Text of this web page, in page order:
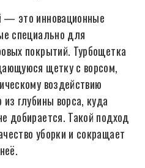
это инновационные
специально для
покрытий. Турбощетка
щетку с ворсом,
воздействию
глубины ворса, куда
добирается. Такой подход
уборки и сокращает